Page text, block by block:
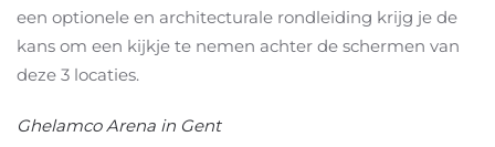
een optionele en architecturale rondleiding krijg je de
kans om een kijkje te nemen achter de schermen van
deze 3 locaties.
Ghelamco Arena in Gent